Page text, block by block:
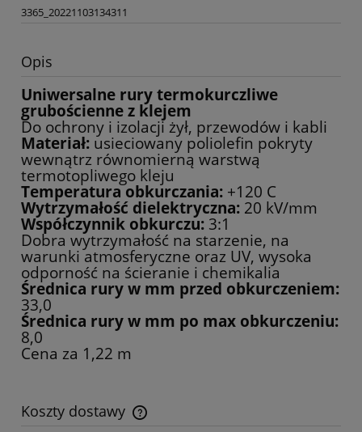
3365_20221103134311
Opis
Uniwersalne rury termokurczliwe
grubościenne z klejem
Do ochrony i izolacji żył, przewodów i kabli
Materiał: usieciowany poliolefin pokryty
wewnątrz równomierną warstwą
termotopliwego kleju
Temperatura obkurczania: +120 C
Wytrzymałość dielektryczna: 20 kV/mm
Współczynnik obkurczu: 3:1
Dobra wytrzymałość na starzenie, na
warunki atmosferyczne oraz UV, wysoka
odporność na ścieranie i chemikalia
Średnica rury w mm przed obkurczeniem:
33,0
Średnica rury w mm po max obkurczeniu:
8,0
Cena za 1,22 m
Koszty dostawy
Cena nie zawiera ewentualnych kosztów płatności